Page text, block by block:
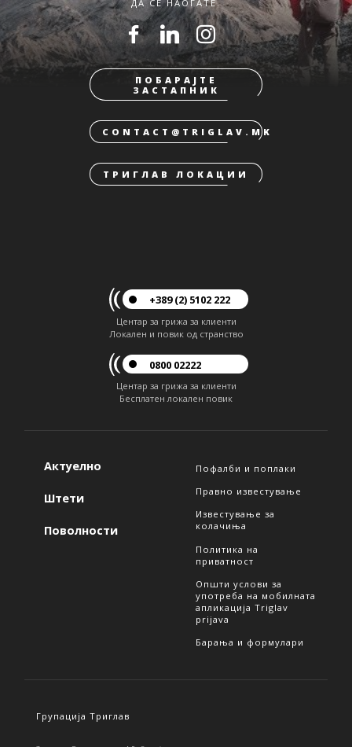
ДА СЕ НАОЃАТЕ.
ПОБАРАЈТЕ
ЗАСТАПНИК
CONTACT@TRIGLAV.MK
ТРИГЛАВ ЛОКАЦИИ
+389 (2) 5102 222
Центар за грижа за клиенти
Локален и повик од странство
0800 02222
Центар за грижа за клиенти
Бесплатен локален повик
Актуелно
Штети
Поволности
Пофалби и поплаки
Правно известување
Известување за
колачиња
Политика на
приватност
Општи услови за
употреба на мобилната
апликација Triglav
prijava
Барања и формулари
Групација Триглав